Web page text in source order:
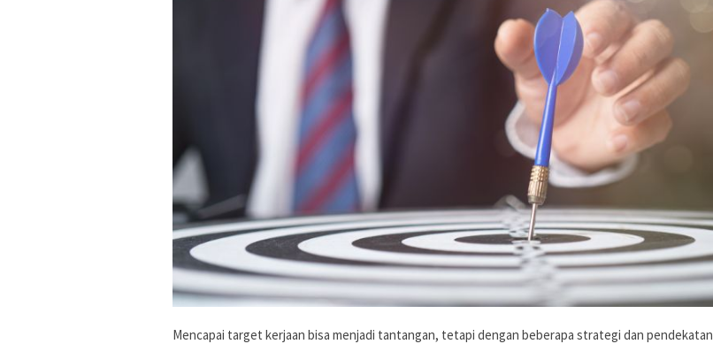
Mencapai target kerjaan bisa menjadi tantangan, tetapi dengan beberapa strategi dan pendekatan